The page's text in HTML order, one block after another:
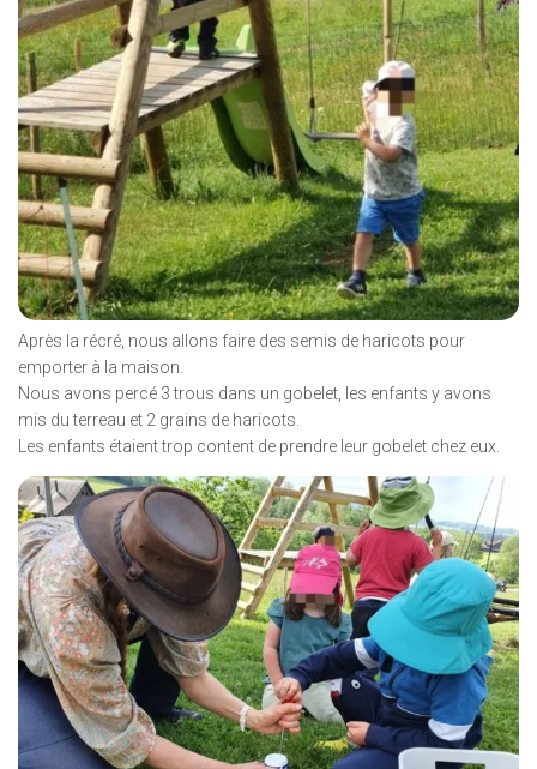
Après la récré, nous allons faire des semis de haricots pour
emporter à la maison.
Nous avons percé 3 trous dans un gobelet, les enfants y avons
mis du terreau et 2 grains de haricots.
Les enfants étaient trop content de prendre leur gobelet chez eux.